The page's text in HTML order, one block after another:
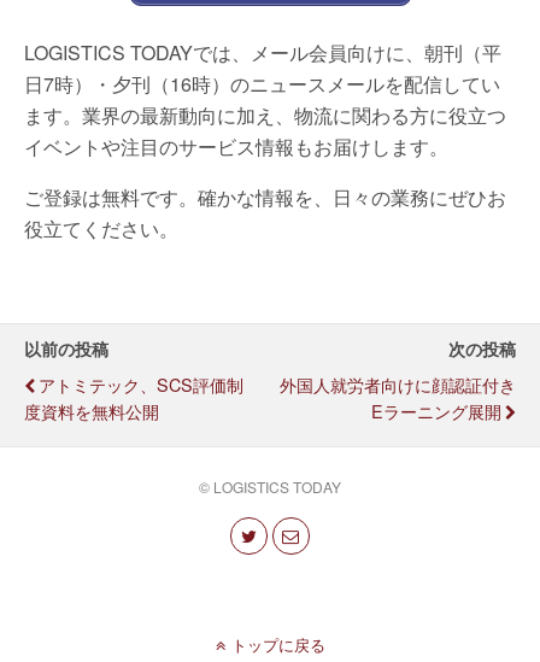
LOGISTICS TODAYでは、メール会員向けに、朝刊（平
日7時）・夕刊（16時）のニュースメールを配信してい
ます。業界の最新動向に加え、物流に関わる方に役立つ
イベントや注目のサービス情報もお届けします。
ご登録は無料です。確かな情報を、日々の業務にぜひお
役立てください。
以前の投稿
アトミテック、SCS評価制
度資料を無料公開
次の投稿
外国人就労者向けに顔認証付き
Eラーニング展開
© LOGISTICS TODAY
トップに戻る